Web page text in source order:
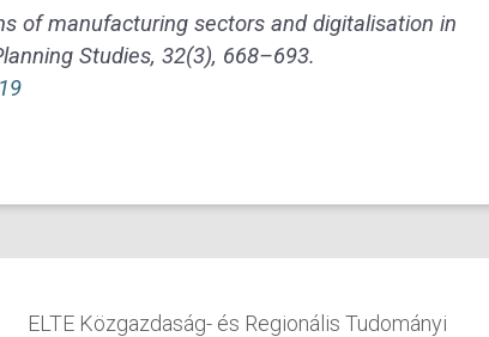
of manufacturing sectors and digitalisation in
Studies, 32(3), 668–693.
ELTE Közgazdaság- és Regionális Tudományi